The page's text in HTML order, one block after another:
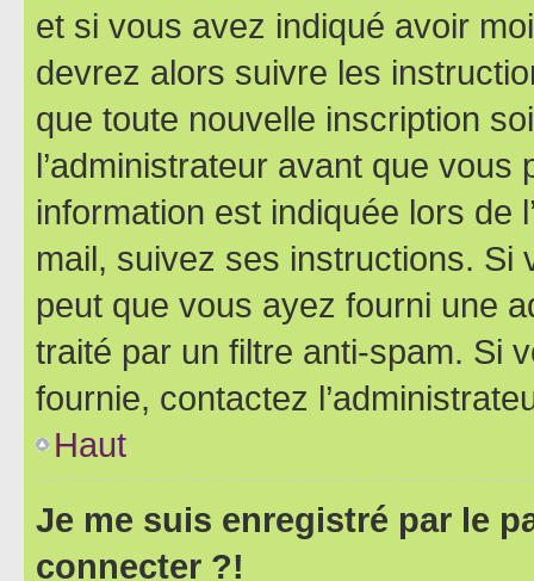
et si vous avez indiqué avoir
devrez alors suivre les
que toute nouvelle inscription
l’administrateur avant que
information est indiquée lors de
mail, suivez ses instructions. Si
peut que vous ayez fourni une
traité par un filtre anti-spam. Si
fournie, contactez
Haut
Je me suis enregistré par le
connecter ?!